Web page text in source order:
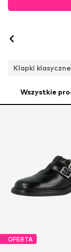
Klapki klasyczne
Wszystkie
OFERTA